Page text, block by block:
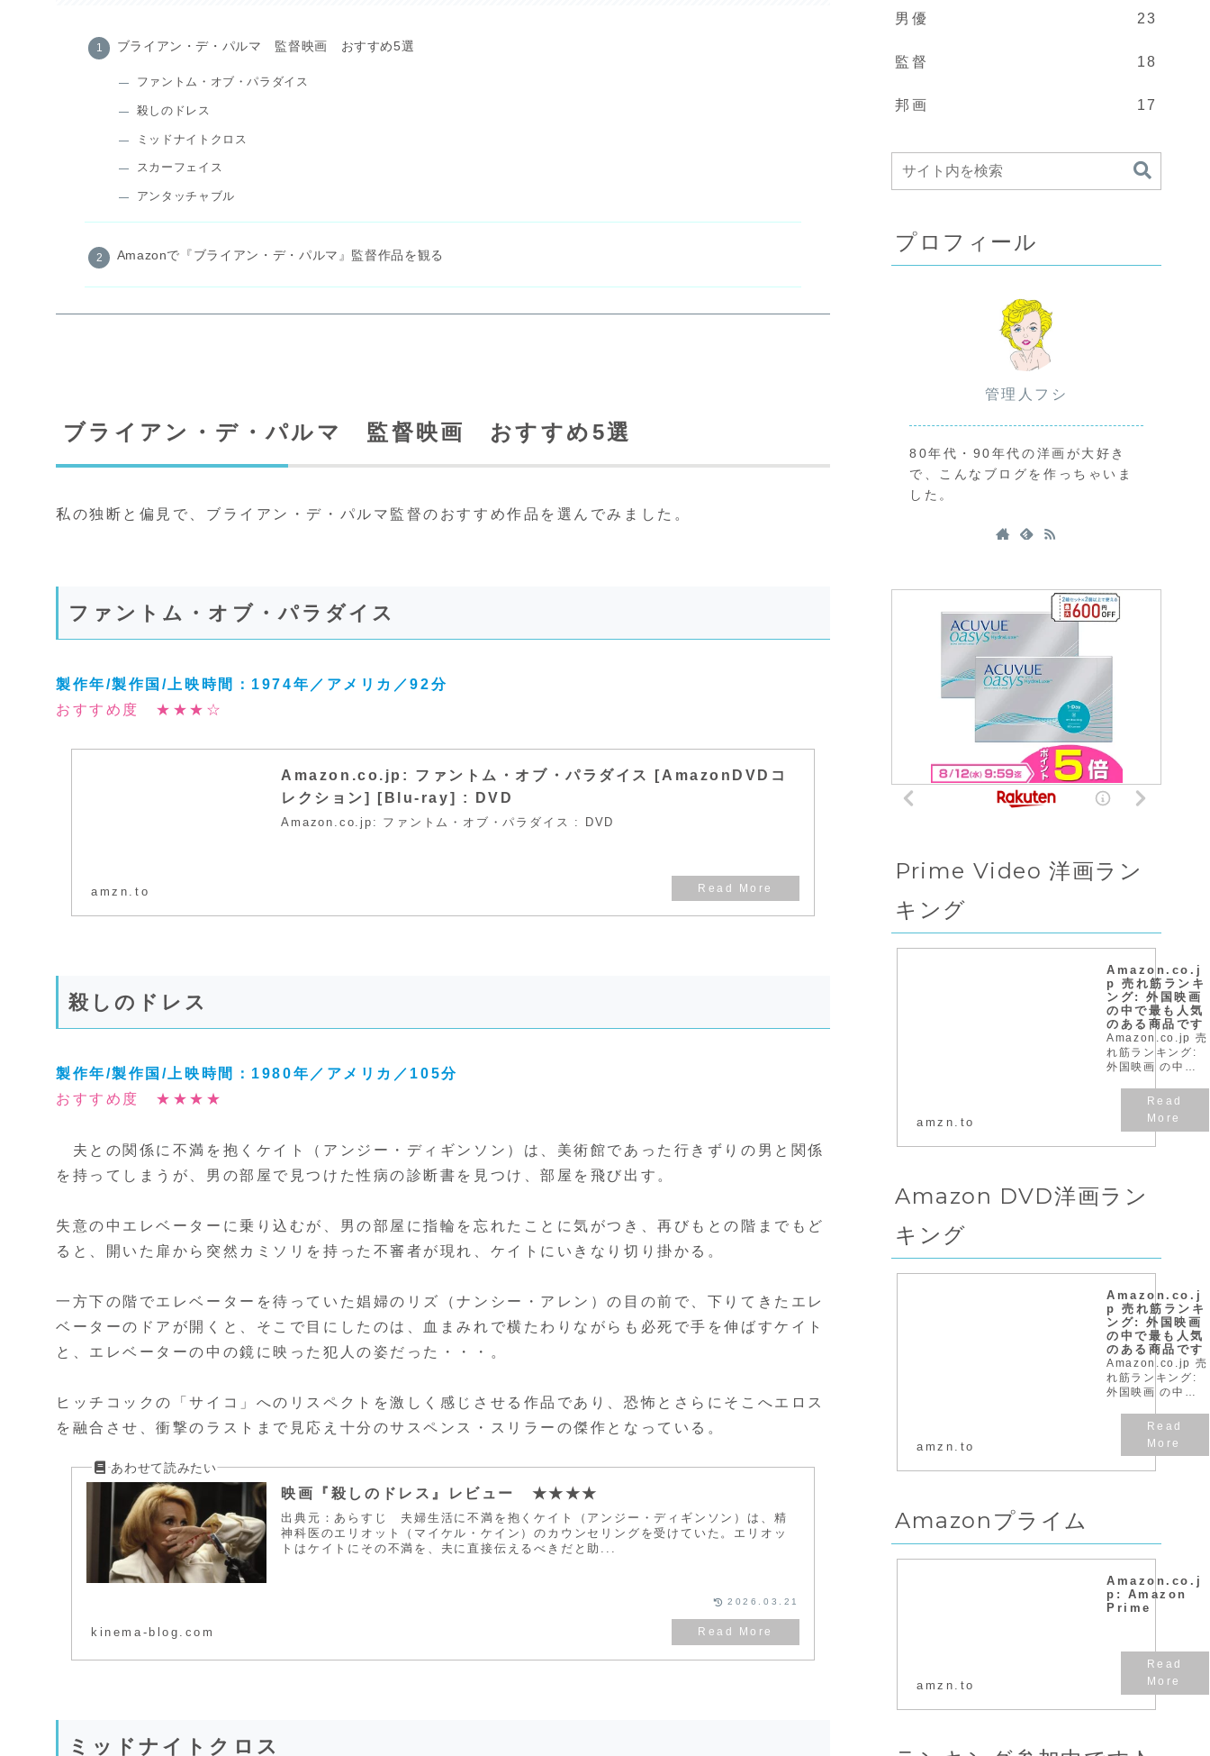
ブライアン・デ・パルマ 監督映画 おすすめ5選
ファントム・オブ・パラダイス
殺しのドレス
ミッドナイトクロス
スカーフェイス
アンタッチャブル
Amazonで『ブライアン・デ・パルマ』監督作品を観る
ブライアン・デ・パルマ 監督映画 おすすめ5選
私の独断と偏見で、ブライアン・デ・パルマ監督のおすすめ作品を選んでみました。
ファントム・オブ・パラダイス
製作年/製作国/上映時間：1974年／アメリカ／92分
おすすめ度 ★★★☆
Amazon.co.jp: ファントム・オブ・パラダイス [AmazonDVDコ
レクション] [Blu-ray] : DVD
Amazon.co.jp: ファントム・オブ・パラダイス : DVD
amzn.to
殺しのドレス
製作年/製作国/上映時間：1980年／アメリカ／105分
おすすめ度 ★★★★
夫との関係に不満を抱くケイト（アンジー・ディギンソン）は、美術館であった行きずりの男と関係
を持ってしまうが、男の部屋で見つけた性病の診断書を見つけ、部屋を飛び出す。
失意の中エレベーターに乗り込むが、男の部屋に指輪を忘れたことに気がつき、再びもとの階までもど
ると、開いた扉から突然カミソリを持った不審者が現れ、ケイトにいきなり切り掛かる。
一方下の階でエレベーターを待っていた娼婦のリズ（ナンシー・アレン）の目の前で、下りてきたエレ
ベーターのドアが開くと、そこで目にしたのは、血まみれで横たわりながらも必死で手を伸ばすケイト
と、エレベーターの中の鏡に映った犯人の姿だった・・・。
ヒッチコックの「サイコ」へのリスペクトを激しく感じさせる作品であり、恐怖とさらにそこへエロス
を融合させ、衝撃のラストまで見応え十分のサスペンス・スリラーの傑作となっている。
映画『殺しのドレス』レビュー ★★★★
出典元：あらすじ 夫婦生活に不満を抱くケイト（アンジー・ディギンソン）は、精
神科医のエリオット（マイケル・ケイン）のカウンセリングを受けていた。エリオッ
トはケイトにその不満を、夫に直接伝えるべきだと助...
kinema-blog.com
2026.03.21
ミッドナイトクロス
男優 23
監督 18
邦画 17
プロフィール
管理人フシ
80年代・90年代の洋画が大好き
で、こんなブログを作っちゃいま
した。
Prime Video 洋画ラン
キング
Amazon.co.j
p 売れ筋ランキ
ング: 外国映画
の中で最も人気
のある商品です
Amazon.co.jp 売
れ筋ランキング:
外国映画 の中で
amzn.to
Amazon DVD洋画ラン
キング
Amazon.co.j
p 売れ筋ランキ
ング: 外国映画
の中で最も人気
のある商品です
Amazon.co.jp 売
れ筋ランキング:
外国映画 の中で
amzn.to
Amazonプライム
Amazon.co.j
p: Amazon
Prime
amzn.to